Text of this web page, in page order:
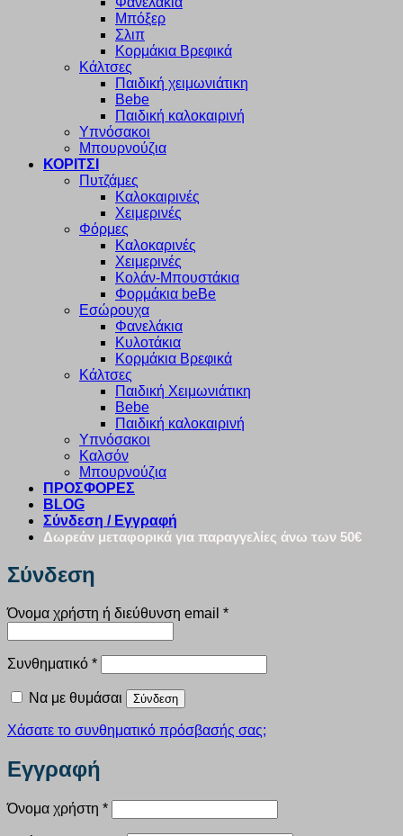
Μπόξερ
Σλιπ
Κορμάκια Βρεφικά
Κάλτσες
Παιδική χειμωνιάτικη
Bebe
Παιδική καλοκαιρινή
Υπνόσακοι
Μπουρνούζια
ΚΟΡΙΤΣΙ
Πυτζάμες
Καλοκαιρινές
Χειμερινές
Φόρμες
Καλοκαρινές
Χειμερινές
Κολάν-Μπουστάκια
Φορμάκια beBe
Εσώρουχα
Φανελάκια
Κυλοτάκια
Κορμάκια Βρεφικά
Κάλτσες
Παιδική Χειμωνιάτικη
Bebe
Παιδική καλοκαιρινή
Υπνόσακοι
Καλσόν
Μπουρνούζια
ΠΡΟΣΦΟΡΕΣ
BLOG
Σύνδεση / Εγγραφή
Δωρεάν μεταφορικά για παραγγελίες άνω των 50€
Σύνδεση
Όνομα χρήστη ή διεύθυνση email *Απαιτείται
Συνθηματικό *Απαιτείται
Να με θυμάσαι Σύνδεση
Χάσατε το συνθηματικό πρόσβασής σας;
Εγγραφή
Όνομα χρήστη *Απαιτείται